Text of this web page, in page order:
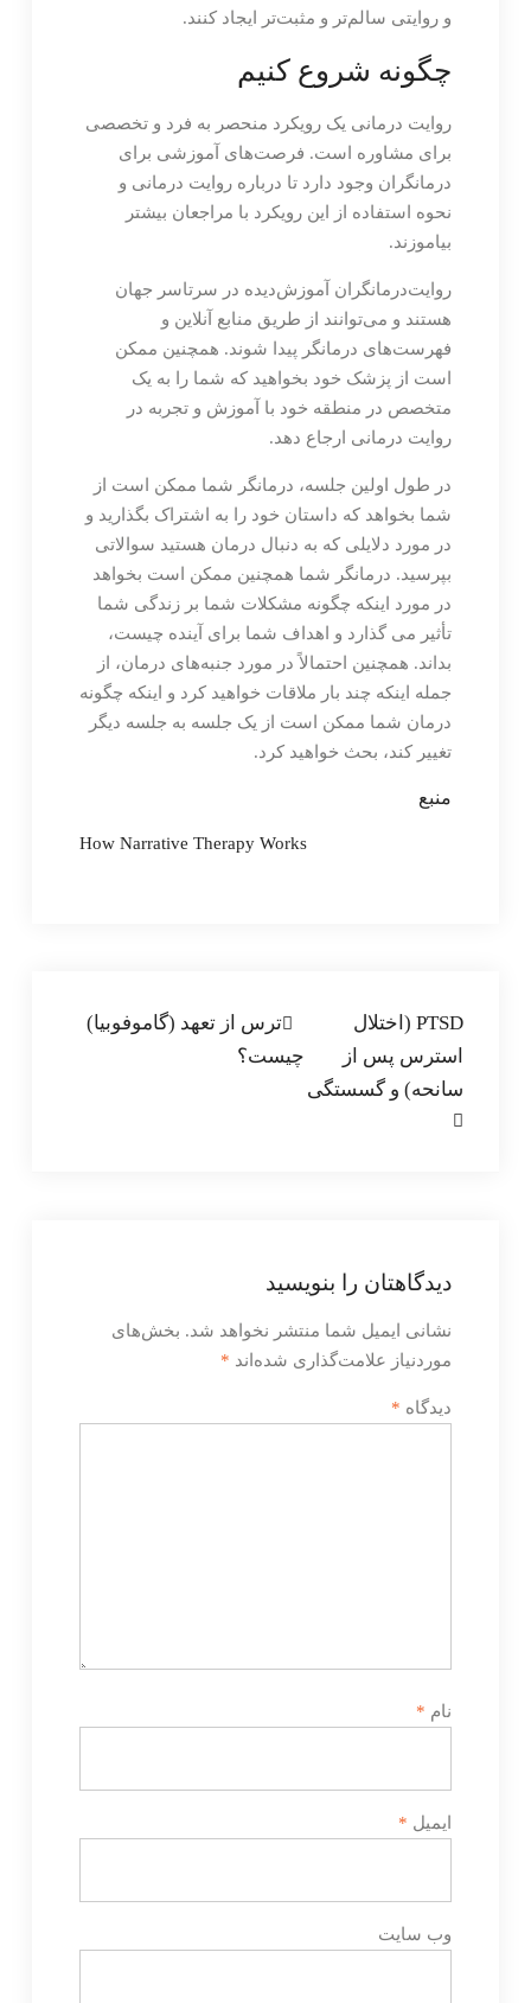
و روایتی سالم‌تر و مثبت‌تر ایجاد کنند.
چگونه شروع کنیم
روایت درمانی یک رویکرد منحصر به فرد و تخصصی
برای مشاوره است. فرصت‌های آموزشی برای
درمانگران وجود دارد تا درباره روایت درمانی و
نحوه استفاده از این رویکرد با مراجعان بیشتر
بیاموزند.
روایت‌درمانگران آموزش‌دیده در سرتاسر جهان
هستند و می‌توانند از طریق منابع آنلاین و
فهرست‌های درمانگر پیدا شوند. همچنین ممکن
است از پزشک خود بخواهید که شما را به یک
متخصص در منطقه خود با آموزش و تجربه در
روایت درمانی ارجاع دهد.
در طول اولین جلسه، درمانگر شما ممکن است از
شما بخواهد که داستان خود را به اشتراک بگذارید و
در مورد دلایلی که به دنبال درمان هستید سوالاتی
بپرسید. درمانگر شما همچنین ممکن است بخواهد
در مورد اینکه چگونه مشکلات شما بر زندگی شما
تأثیر می گذارد و اهداف شما برای آینده چیست،
بداند. همچنین احتمالاً در مورد جنبه‌های درمان، از
جمله اینکه چند بار ملاقات خواهید کرد و اینکه چگونه
درمان شما ممکن است از یک جلسه به جلسه دیگر
تغییر کند، بحث خواهید کرد.
منبع
How Narrative Therapy Works
راهبری
نوشته
ترس از تعهد (گاموفوبیا)
چیست؟
PTSD (اختلال
استرس پس از
سانحه) و گسستگی
دیدگاهتان را بنویسید
نشانی ایمیل شما منتشر نخواهد شد. بخش‌های
موردنیاز علامت‌گذاری شده‌اند *
دیدگاه *
نام *
ایمیل *
وب‌ سایت